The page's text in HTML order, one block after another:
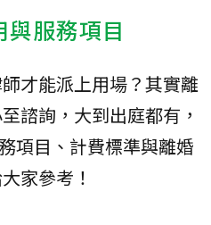
服務項目
才能派上用場？其實離
諮詢，大到出庭都有，
項目、計費標準與離婚
家參考！